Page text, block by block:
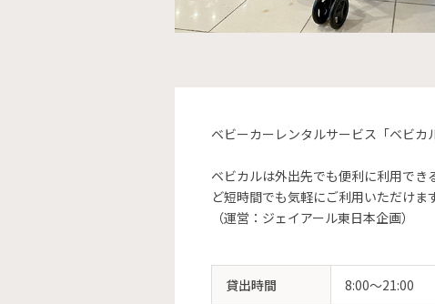
ベビーカーレンタルサービス「ベビカ
ベビカルは外出先でも便利に利用で
ど短時間でも気軽にご利用いただけま
（運営：ジェイアール東日本企画）
貸出時間 8:00～21:00